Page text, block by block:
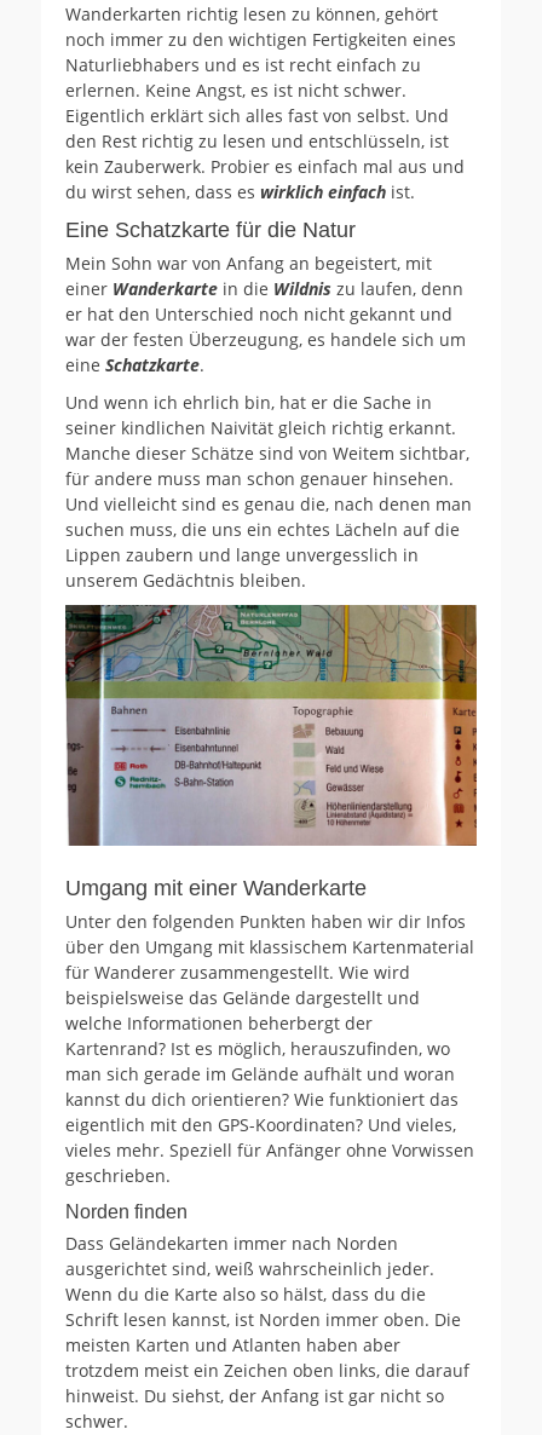
Wanderkarten richtig lesen zu können, gehört
noch immer zu den wichtigen Fertigkeiten eines
Naturliebhabers und es ist recht einfach zu
erlernen. Keine Angst, es ist nicht schwer.
Eigentlich erklärt sich alles fast von selbst. Und
den Rest richtig zu lesen und entschlüsseln, ist
kein Zauberwerk. Probier es einfach mal aus und
du wirst sehen, dass es wirklich einfach ist.
Eine Schatzkarte für die Natur
Mein Sohn war von Anfang an begeistert, mit
einer Wanderkarte in die Wildnis zu laufen, denn
er hat den Unterschied noch nicht gekannt und
war der festen Überzeugung, es handele sich um
eine Schatzkarte.
Und wenn ich ehrlich bin, hat er die Sache in
seiner kindlichen Naivität gleich richtig erkannt.
Manche dieser Schätze sind von Weitem sichtbar,
für andere muss man schon genauer hinsehen.
Und vielleicht sind es genau die, nach denen man
suchen muss, die uns ein echtes Lächeln auf die
Lippen zaubern und lange unvergesslich in
unserem Gedächtnis bleiben.
Umgang mit einer Wanderkarte
Unter den folgenden Punkten haben wir dir Infos
über den Umgang mit klassischem Kartenmaterial
für Wanderer zusammengestellt. Wie wird
beispielsweise das Gelände dargestellt und
welche Informationen beherbergt der
Kartenrand? Ist es möglich, herauszufinden, wo
man sich gerade im Gelände aufhält und woran
kannst du dich orientieren? Wie funktioniert das
eigentlich mit den GPS-Koordinaten? Und vieles,
vieles mehr. Speziell für Anfänger ohne Vorwissen
geschrieben.
Norden finden
Dass Geländekarten immer nach Norden
ausgerichtet sind, weiß wahrscheinlich jeder.
Wenn du die Karte also so hälst, dass du die
Schrift lesen kannst, ist Norden immer oben. Die
meisten Karten und Atlanten haben aber
trotzdem meist ein Zeichen oben links, die darauf
hinweist. Du siehst, der Anfang ist gar nicht so
schwer.